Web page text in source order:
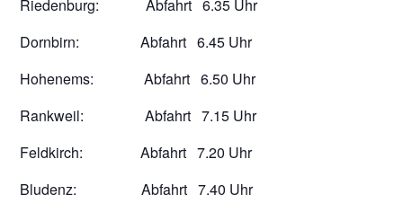
Riedenburg: Abfahrt 6.35 Uhr
Dornbirn: Abfahrt 6.45 Uhr
Hohenems: Abfahrt 6.50 Uhr
Rankweil: Abfahrt 7.15 Uhr
Feldkirch: Abfahrt 7.20 Uhr
Bludenz: Abfahrt 7.40 Uhr